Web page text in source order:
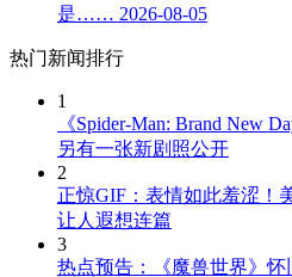
是…… 2026-08-05
热门新闻排行
1
《Spider-Man: Brand New
另有一张新剧照公开
2
正惊GIF：表情如此羞涩！
让人遐想连篇
3
热点预告：《魔兽世界》